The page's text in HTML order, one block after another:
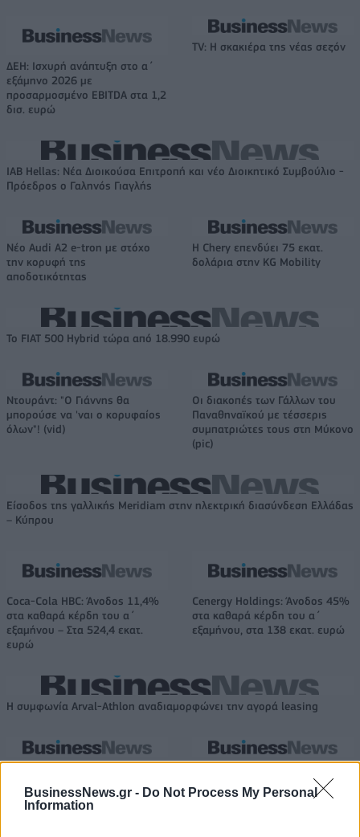
BusinessNews.gr - Do Not Process My Personal
Information
ΔΕΗ: Ισχυρή ανάπτυξη στο α΄
εξάμηνο 2026 με
προσαρμοσμένο EBITDA στα 1,2
δισ. ευρώ
TV: Η σκακιέρα της νέας σεζόν
IAB Hellas: Νέα Διοικούσα Επιτροπή και νέο Διοικητικό Συμβούλιο -
Πρόεδρος ο Γαληνός Γιαγλής
Νέο Audi A2 e-tron με στόχο
την κορυφή της
αποδοτικότητας
Η Chery επενδύει 75 εκατ.
δολάρια στην KG Mobility
Το FIAT 500 Hybrid τώρα από 18.990 ευρώ
Ντουράντ: "Ο Γιάννης θα
μπορούσε να 'ναι ο κορυφαίος
όλων"! (vid)
Οι διακοπές των Γάλλων του
Παναθηναϊκού με τέσσερις
συμπατριώτες τους στη Μύκονο
(pic)
Είσοδος της γαλλικής Meridiam στην ηλεκτρική διασύνδεση Ελλάδας
– Κύπρου
Coca-Cola HBC: Άνοδος 11,4%
στα καθαρά κέρδη του α΄
εξαμήνου – Στα 524,4 εκατ.
ευρώ
Cenergy Holdings: Άνοδος 45%
στα καθαρά κέρδη του α΄
εξαμήνου, στα 138 εκατ. ευρώ
Η συμφωνία Arval-Athlon αναδιαμορφώνει την αγορά leasing
VW: Η δύσκολη εξίσωση της
Alpha Bank: Για πρώτη φορά το
Αρχαίο Θέατρο Επιδαύρου
άνοιξε τις πύλες του σε όλους